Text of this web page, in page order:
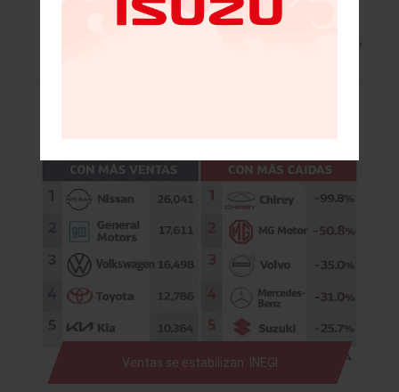
Leer más »
Ventas se estabilizan: INEGI